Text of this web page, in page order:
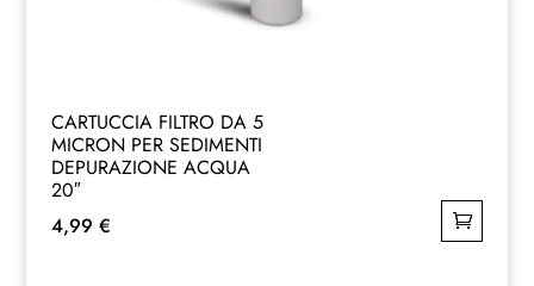
CARTUCCIA FILTRO DA 5
MICRON PER SEDIMENTI
DEPURAZIONE ACQUA
20″
4,99 €